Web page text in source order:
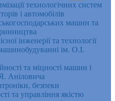
технологічних систем
і автомобілів
машин та
інженерії та технології
ім. О.І.
та міцності машин і
Аніловича
безпеки
та управління якістю